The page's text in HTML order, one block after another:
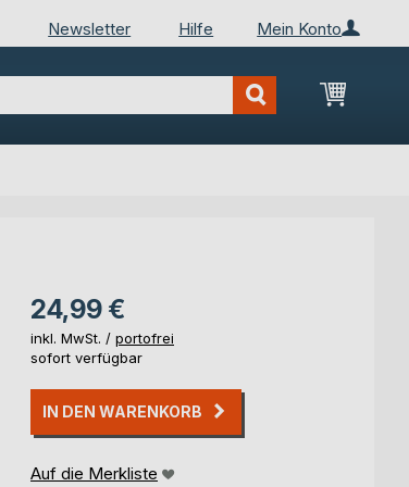
Mein Konto
Newsletter Hilfe
Mein
24,99 €
inkl. MwSt. / portofrei
sofort verfügbar
IN DEN WARENKORB
Auf die Merkliste